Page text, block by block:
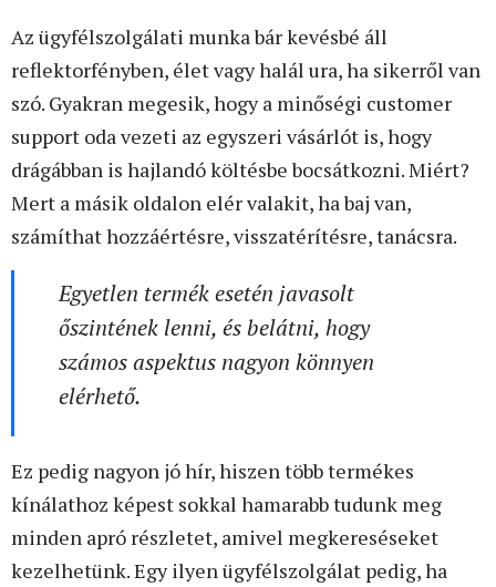
Az ügyfélszolgálati munka bár kevésbé áll
reflektorfényben, élet vagy halál ura, ha sikerről van
szó. Gyakran megesik, hogy a minőségi customer
support oda vezeti az egyszeri vásárlót is, hogy
drágábban is hajlandó költésbe bocsátkozni. Miért?
Mert a másik oldalon elér valakit, ha baj van,
számíthat hozzáértésre, visszatérítésre, tanácsra.
Egyetlen termék esetén javasolt
őszintének lenni, és belátni, hogy
számos aspektus nagyon könnyen
elérhető.
Ez pedig nagyon jó hír, hiszen több termékes
kínálathoz képest sokkal hamarabb tudunk meg
minden apró részletet, amivel megkereséseket
kezelhetünk. Egy ilyen ügyfélszolgálat pedig, ha